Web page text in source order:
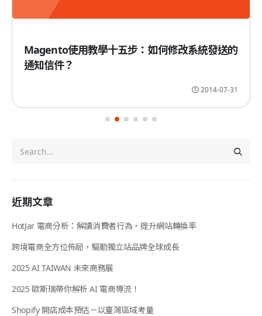
2014-07-31
Magento使用教學十五步：如何修改系統發送的
通知信件？
近期文章
HotJar 電商分析：解讀消費者行為，提升網站轉換率
跨境電商全方位佈局，驅動獨立站品牌全球成長
2025 AI TAIWAN 未來商務展
2025 歐斯瑞帶你解析 AI 電商導流！
Shopify 開店成本預估－以臺灣區域考量